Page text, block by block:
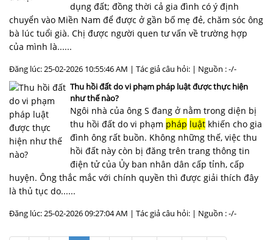
dụng đất; đồng thời cả gia đình có ý định
chuyển vào Miền Nam để được ở gần bố mẹ đẻ, chăm sóc ông
bà lúc tuổi già. Chị được người quen tư vấn về trường hợp
của mình là......
Đăng lúc: 25-02-2026 10:55:46 AM | Tác giả câu hỏi: | Nguồn : -/-
Thu hồi đất do vi phạm pháp luật được thực hiện
như thế nào?
Ngôi nhà của ông S đang ở nằm trong diện bị
thu hồi đất do vi phạm pháp luật khiến cho gia
đình ông rất buồn. Không những thế, việc thu
hồi đất này còn bị đăng trên trang thông tin
điện tử của Ủy ban nhân dân cấp tỉnh, cấp
huyện. Ông thắc mắc với chính quyền thì được giải thích đây
là thủ tục do......
Đăng lúc: 25-02-2026 09:27:04 AM | Tác giả câu hỏi: | Nguồn : -/-